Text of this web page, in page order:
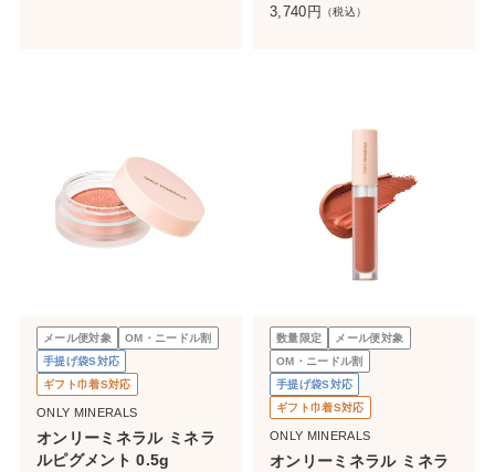
3,740 円 （税込）
メール便対象
OM・ニードル割
手提げ袋S対応
ギフト巾着S対応
ONLY MINERALS
オンリーミネラル ミネラ
ルピグメント 0.5g
数量限定
メール便対象
OM・ニードル割
手提げ袋S対応
ギフト巾着S対応
ONLY MINERALS
オンリーミネラル ミネラ